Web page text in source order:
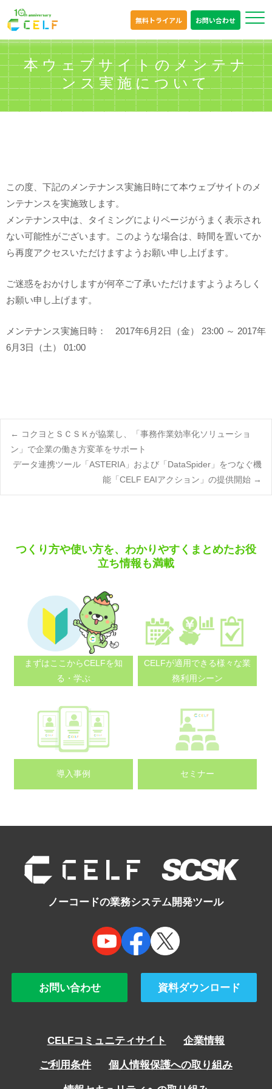
無料トライアル お問い合わせ
本ウェブサイトのメンテナ
ンス実施について
この度、下記のメンテナンス実施日時にて本ウェブサイトのメ
ンテナンスを実施致します。
メンテナンス中は、タイミングによりページがうまく表示され
ない可能性がございます。このような場合は、時間を置いてか
ら再度アクセスいただけますようお願い申し上げます。
ご迷惑をおかけしますが何卒ご了承いただけますようよろしく
お願い申し上げます。
メンテナンス実施日時： 2017年6月2日（金） 23:00 ～ 2017年
6月3日（土） 01:00
Post
navigation
← コクヨとＳＣＳＫが協業し、「事務作業効率化ソリューショ
ン」で企業の働き方変革をサポート
データ連携ツール「ASTERIA」および「DataSpider」をつなぐ機
能「CELF EAIアクション」の提供開始 →
つくり方や使い方を、わかりやすくまとめたお役
立ち情報も満載
まずはここからCELFを知
る・学ぶ
CELFが適用できる様々な業
務利用シーン
導入事例 セミナー
ノーコードの業務システム開発ツール
お問い合わせ 資料ダウンロード
CELFコミュニティサイト 企業情報
ご利用条件 個人情報保護への取り組み